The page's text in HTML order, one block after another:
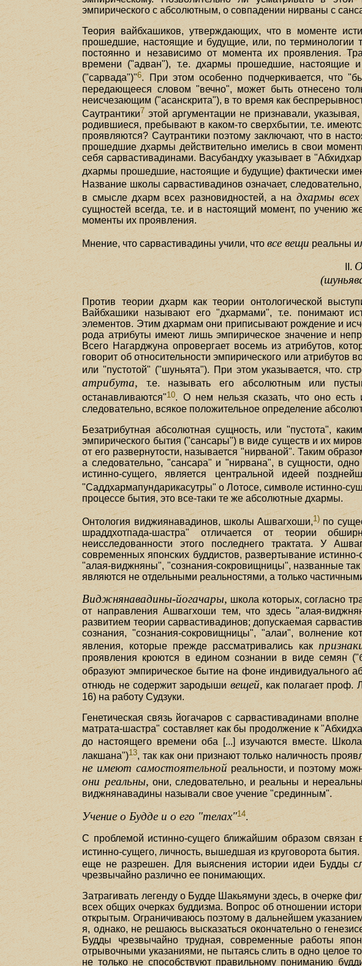
эмпирического с абсолютным, о совпадении нирваны с
Теория вайбхашиков, утверждающих, что в моменте
прошедшие, настоящие и будущие, или, по
постоянно и независимо от момента их проявления.
времени ("адван"), т.е. дхармы прошедшие, настоящие и
("сарвада")"6. При этом особенно подчеркивается, что
передающееся словом "вечно", может быть отнесено
неисчезающим ("асанскрита"), в то время как
Саутрантики7 этой аргументации не признавали,
родившиеся, пребывают в каком-то сверхбытии, т.е.
проявляются? Саутрантики поэтому заключают, что в
прошедшие дхармы действительно имелись в свои
себя сарвастивадинами. Васубандху указывает в
дхармы прошедшие, настоящие и будущие) фактически
Название школы сарвастивадинов означает,
в смысле дхарм всех разновидностей, а на дхармы
сущностей всегда, т.е. и в настоящий момент, по учению
моменты их проявления.
Мнение, что сарвастивадины учили, чтовсе вещи реальны
II.
Против теории дхарм как теории онтологической
Вайбхашики называют его "дхармами", т.е. понимают
элементов. Этим дхармам они приписывают рождение и
рода атрибуты имеют лишь эмпирическое значение и
Всего Нагарджуна опровергает восемь из атрибутов,
говорит об относительности эмпирического или
или "пустотой" ("шуньята"). При этом указывается, что.
атрибута, т.е. называть его абсолютным или
останавливаются"10. О нем нельзя сказать, что оно
следовательно, всякое положительное определение
Безатрибутная абсолютная сущность, или "пустота",
эмпирического бытия ("сансары") в виде существ и их
от его развернутости, называется "нирваной". Таким
а следовательно, "сансара" и "нирвана", в сущности,
истинно-сущего, является центральной идеей
"Саддхармапундарикасутры" о Лотосе, символе истинно-
процессе бытия, это все-таки те же абсолютные дхармы.
Онтология виджиянавадинов, школы Ашвагхоши,1)по
шраддхотпада-шастра" отличается от теории
неисследованности этого последнего трактата. У
современных японских буддистов, развертывание
"алая-виджняны", "сознания-сокровищницы", названные
являются не отдельными реальностями, а только
Виджнянавадины-йогачары, школа которых, согласно
от направления Ашвагхоши тем, что здесь "алая-
развитием теории сарвастивадинов; допускаемая
сознания, "сознания-сокровищницы", "алаи", волнение
явления, которые прежде рассматривались как
проявления кроются в едином сознании в виде семян
образуют эмпирическое бытие на фоне индивидуального
отнюдь не содержит зародыши вещей, как полагает проф.
16) на работу Судзуки.
Генетическая связь йогачаров с сарвастивадинами
матрата-шастра" составляет как бы продолжение к
до настоящего времени оба [...] изучаются вместе.
лакшана")13, так как они признают только наличность
не имеют самостоятельнойреальности, и поэтому
они реальны, они, следовательно, и реальны и
виджнянавадины называли свое учение "срединным".
Учение о Будде и о его "телах"14.
С проблемой истинно-сущего ближайшим образом связан
истинно-сущего, личность, вышедшая из круговорота бытия.
еще не разрешен. Для выяснения истории идеи Будды
чрезвычайно различно ее понимающих.
Затрагивать легенду о Будде Шакьямуни здесь, в очерке
всех общих очерках буддизма. Вопрос об отношении
открытым. Ограничиваюсь поэтому в дальнейшем
я, однако, не решаюсь высказаться окончательно о
Будды чрезвычайно трудная, современные работы
отрывочными указаниями, не пытаясь слить в одно целое
не только не способствуют правильному пониманию